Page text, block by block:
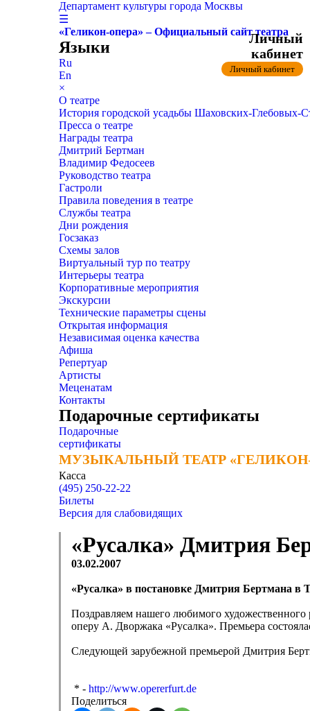
Департамент культуры города Москвы
☰
«Геликон-опера» – Официальный сайт театра
Языки
Ru
En
×
О театре
История городской усадьбы Шаховских-
Пресса о театре
Награды театра
Дмитрий Бертман
Владимир Федосеев
Руководство театра
Гастроли
Правила поведения в театре
Службы театра
Дни рождения
Госзаказ
Схемы залов
Виртуальный тур по театру
Интерьеры театра
Корпоративные мероприятия
Экскурсии
Технические параметры сцены
Открытая информация
Независимая оценка качества
Афиша
Репертуар
Артисты
Меценатам
Контакты
Подарочные сертификаты
Подарочные
сертификаты
МУЗЫКАЛЬНЫЙ ТЕАТР
МУЗЫКАЛЬНЫЙ ТЕАТР
Касса
(495) 250-22-22
Личный
кабинет
Личный кабинет
Билеты
Версия для слабовидящих
«Русалка» Дмитрия
03.02.2007
«Русалка» в постановке Дмитрия Бертмана в
Поздравляем нашего любимого
оперу А. Дворжака «Русалка». Премьера
Следующей зарубежной премьерой Дмитрия
* - http://www.opererfurt.de
Поделиться